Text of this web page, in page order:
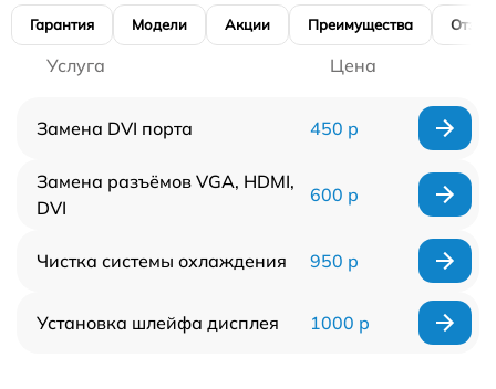
Гарантия Модели Акции Преимущества
Услуга Цена
Замена DVI порта 450 р
Замена разъёмов VGA, HDMI,
DVI
600 р
Чистка системы охлаждения 950 р
Установка шлейфа дисплея 1000 р